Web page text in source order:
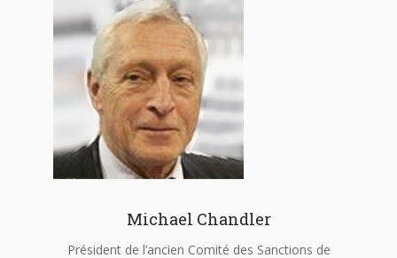
Michael Chandler
Président de l’ancien Comité des Sanctions de